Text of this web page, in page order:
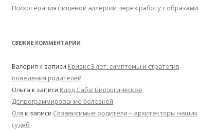
Психотерапия пищевой аллергии через работу с образами
СВЕЖИЕ КОММЕНТАРИИ
Валерия к записи Кризис 3 лет: симптомы и стратегия
поведения родителей
Ольга к записи Клод Саба: Биологическое
Депрограммирование болезней
Оля к записи Созависимые родители – архитекторы наших
судеб